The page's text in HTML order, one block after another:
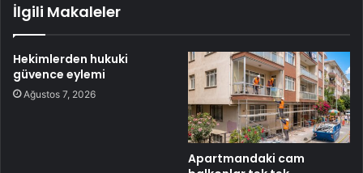
İlgili Makaleler
Hekimlerden hukuki
güvence eylemi
Ağustos 7, 2026
Apartmandaki cam